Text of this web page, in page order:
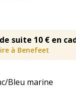
suite 10 € en
à Benefeet
Bleu marine